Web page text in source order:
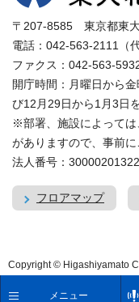
〒207-8585 東京都東
電話：042-563-2111（
ファクス：042-563-
開庁時間：月曜日から
び12月29日から1月3日を
※部署、施設によっては
がありますので、事前に
法人番号：
フロアマップ
Copyright © Higashiyamato
メニュー